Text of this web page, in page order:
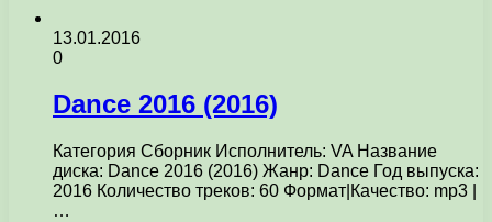
13.01.2016
0
Dance 2016 (2016)
Категория Сборник Исполнитель: VA Название
диска: Dance 2016 (2016) Жанр: Dance Год выпуска:
2016 Количество треков: 60 Формат|Качество: mp3 |
…